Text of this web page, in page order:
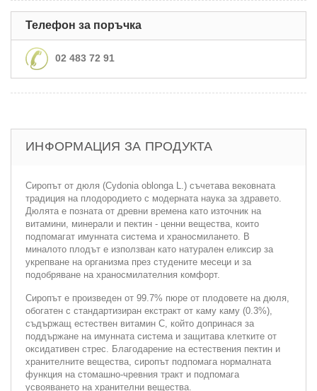
Телефон за поръчка
02 483 72 91
ИНФОРМАЦИЯ ЗА ПРОДУКТА
Сиропът от дюля (Cydonia oblonga L.) съчетава вековната
традиция на плодородието с модерната наука за здравето.
Дюлята е позната от древни времена като източник на
витамини, минерали и пектин - ценни вещества, които
подпомагат имунната система и храносмилането. В
миналото плодът е използван като натурален еликсир за
укрепване на организма през студените месеци и за
подобряване на храносмилателния комфорт.
Сиропът е произведен от 99.7% пюре от плодовете на дюля,
обогатен с стандартизиран екстракт от каму каму (0.3%),
съдържащ естествен витамин C, който допринася за
поддържане на имунната система и защитава клетките от
оксидативен стрес. Благодарение на естествения пектин и
хранителните вещества, сиропът подпомага нормалната
функция на стомашно-чревния тракт и подпомага
усвояването на хранителни вещества.